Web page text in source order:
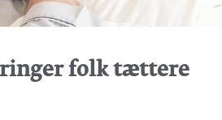
folk tættere